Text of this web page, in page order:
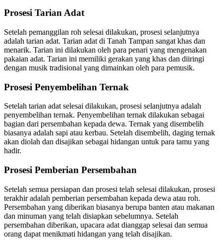
Prosesi Tarian Adat
Setelah pemanggilan roh selesai dilakukan, prosesi selanjutnya
adalah tarian adat. Tarian adat di Tanah Tampan sangat khas dan
menarik. Tarian ini dilakukan oleh para penari yang mengenakan
pakaian adat. Tarian ini memiliki gerakan yang khas dan diiringi
dengan musik tradisional yang dimainkan oleh para pemusik.
Prosesi Penyembelihan Ternak
Setelah tarian adat selesai dilakukan, prosesi selanjutnya adalah
penyembelihan ternak. Penyembelihan ternak dilakukan sebagai
bagian dari persembahan kepada dewa. Ternak yang disembelih
biasanya adalah sapi atau kerbau. Setelah disembelih, daging ternak
akan diolah dan disajikan sebagai hidangan untuk para tamu yang
hadir.
Prosesi Pemberian Persembahan
Setelah semua persiapan dan prosesi telah selesai dilakukan, prosesi
terakhir adalah pemberian persembahan kepada dewa atau roh.
Persembahan yang diberikan biasanya berupa banten atau makanan
dan minuman yang telah disiapkan sebelumnya. Setelah
persembahan diberikan, upacara adat dianggap selesai dan semua
orang dapat menikmati hidangan yang telah disajikan.